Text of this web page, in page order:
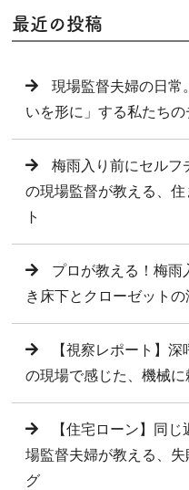
最近の投稿
現場監督夫婦の日常
いを形に」する私たちの
梅雨入り前にセルフ
の現場監督が教える、
ト
プロが教える！梅雨
き床下とクローゼット
【視察レポート】
の現場で感じた、機械
【住宅ローン】同
場監督夫婦が教える、
グ